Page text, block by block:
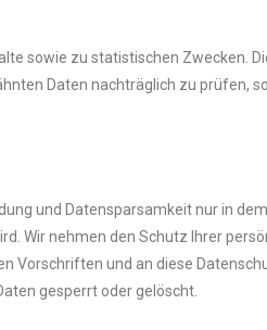
sowie zu statistischen Zwecken.
Daten nachträglich zu prüfen,
und Datensparsamkeit nur in
Wir nehmen den Schutz Ihrer
Vorschriften und an diese
gesperrt oder gelöscht.